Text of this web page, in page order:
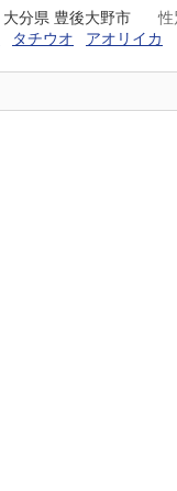
大分県 豊後大野市
性
タチウオ アオリイカ